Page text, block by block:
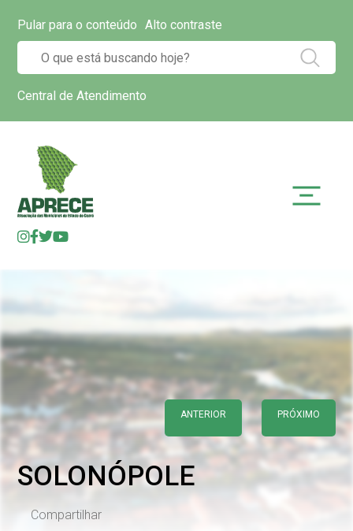
Pular para o conteúdo Alto contraste
Central de Atendimento
ANTERIOR PRÓXIMO
SOLONÓPOLE
Compartilhar